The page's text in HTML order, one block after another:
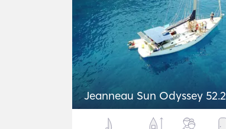
Jeanneau Sun Odyssey 52.2